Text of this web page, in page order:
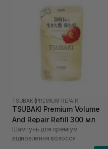
TSUBAKI PREMIUM REPAIR
TSUBAKI Premium Volume
And Repair Refill 300 мл
Шампунь для преміум
відновлення волосся